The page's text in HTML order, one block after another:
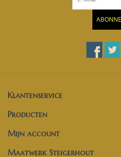
Klantenservice
Producten
Mijn account
Maatwerk Steigerhout